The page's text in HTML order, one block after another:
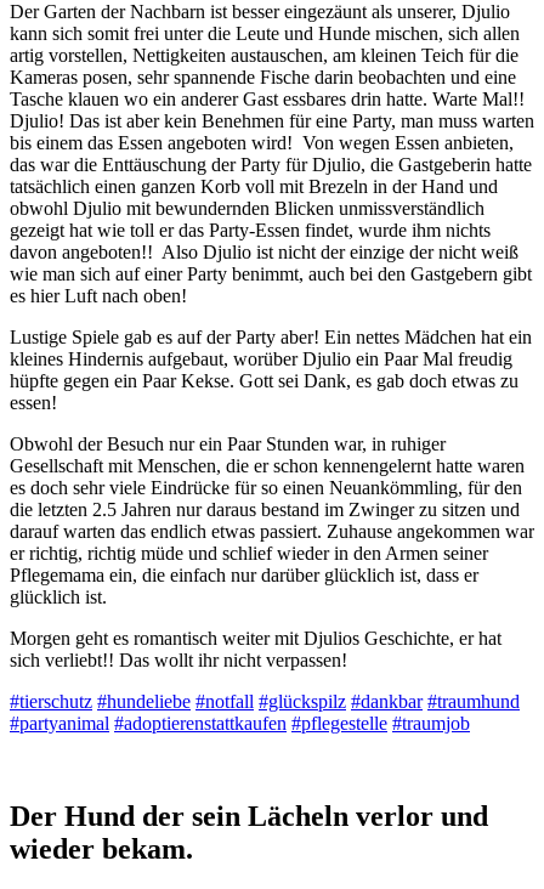
Der Garten der Nachbarn ist besser eingezäunt als unserer, Djulio
kann sich somit frei unter die Leute und Hunde mischen, sich allen
artig vorstellen, Nettigkeiten austauschen, am kleinen Teich für die
Kameras posen, sehr spannende Fische darin beobachten und eine
Tasche klauen wo ein anderer Gast essbares drin hatte. Warte Mal!!
Djulio! Das ist aber kein Benehmen für eine Party, man muss warten
bis einem das Essen angeboten wird! Von wegen Essen anbieten,
das war die Enttäuschung der Party für Djulio, die Gastgeberin hatte
tatsächlich einen ganzen Korb voll mit Brezeln in der Hand und
obwohl Djulio mit bewundernden Blicken unmissverständlich
gezeigt hat wie toll er das Party-Essen findet, wurde ihm nichts
davon angeboten!! Also Djulio ist nicht der einzige der nicht weiß
wie man sich auf einer Party benimmt, auch bei den Gastgebern gibt
es hier Luft nach oben!
Lustige Spiele gab es auf der Party aber! Ein nettes Mädchen hat ein
kleines Hindernis aufgebaut, worüber Djulio ein Paar Mal freudig
hüpfte gegen ein Paar Kekse. Gott sei Dank, es gab doch etwas zu
essen!
Obwohl der Besuch nur ein Paar Stunden war, in ruhiger
Gesellschaft mit Menschen, die er schon kennengelernt hatte waren
es doch sehr viele Eindrücke für so einen Neuankömmling, für den
die letzten 2.5 Jahren nur daraus bestand im Zwinger zu sitzen und
darauf warten das endlich etwas passiert. Zuhause angekommen war
er richtig, richtig müde und schlief wieder in den Armen seiner
Pflegemama ein, die einfach nur darüber glücklich ist, dass er
glücklich ist.
Morgen geht es romantisch weiter mit Djulios Geschichte, er hat
sich verliebt!! Das wollt ihr nicht verpassen!
#tierschutz #hundeliebe #notfall #glückspilz #dankbar #traumhund
#partyanimal #adoptierenstattkaufen #pflegestelle #traumjob
Der Hund der sein Lächeln verlor und
wieder bekam.